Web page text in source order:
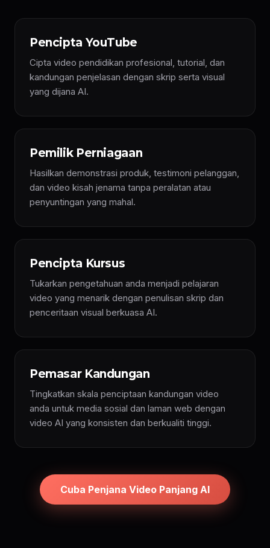
Pencipta YouTube
Cipta video pendidikan profesional, tutorial, dan
kandungan penjelasan dengan skrip serta visual
yang dijana AI.
Pemilik Perniagaan
Hasilkan demonstrasi produk, testimoni pelanggan,
dan video kisah jenama tanpa peralatan atau
penyuntingan yang mahal.
Pencipta Kursus
Tukarkan pengetahuan anda menjadi pelajaran
video yang menarik dengan penulisan skrip dan
penceritaan visual berkuasa AI.
Pemasar Kandungan
Tingkatkan skala penciptaan kandungan video
anda untuk media sosial dan laman web dengan
video AI yang konsisten dan berkualiti tinggi.
Cuba Penjana Video Panjang AI